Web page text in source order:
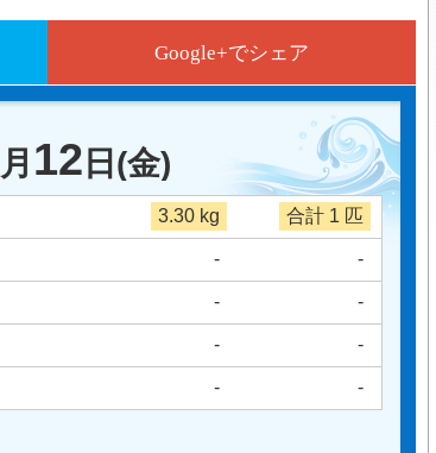
Google+でシェア
月 12 日 (金)
3.30 kg 合計 1 匹
- -
- -
- -
- -